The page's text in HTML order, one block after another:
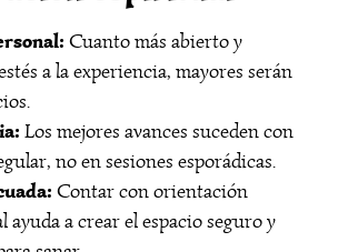
Cuanto más abierto y
a la experiencia, mayores serán
Los mejores avances suceden con
no en sesiones esporádicas.
Contar con orientación
ayuda a crear el espacio seguro y